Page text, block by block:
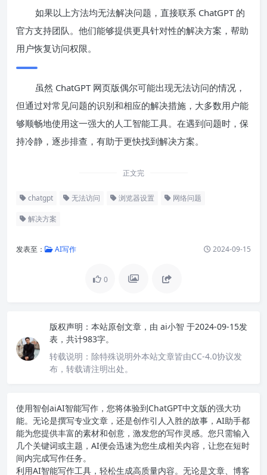
如果以上方法均无法解决问题，直接联系 ChatGPT 的
官方支持团队。他们能够提供更具针对性的解决方案，帮助
用户恢复访问权限。
虽然 ChatGPT 网页版偶尔可能出现无法访问的情况，
但通过对常见问题的识别和相应的解决措施，大多数用户能
够顺畅地使用这一强大的人工智能工具。在遇到问题时，保
持冷静，逐步排查，有助于更快找到解决方案。
正文完
chatgpt 无法访问 浏览器设置 网络问题
解决方案
发表至： AI写作 2024-09-15
0
版权声明： 本站原创文章，由 ai小智 于2024-09-15发
表，共计983字。
转载说明： 除特殊说明外本站文章皆由CC-4.0协议发
布，转载请注明出处。
使用智创aiAI智能写作 ，您将体验到ChatGPT中文版的强大功
能。无论是撰写专业文章，还是创作引人入胜的故事，AI助手都
能为您提供丰富的素材和创意，激发您的写作灵感。您只需输入
几个关键词或主题，AI便会迅速为您生成相关内容，让您在短时
间内完成写作任务。
利用AI智能写作工具，轻松生成高质量内容。无论是文章、博客